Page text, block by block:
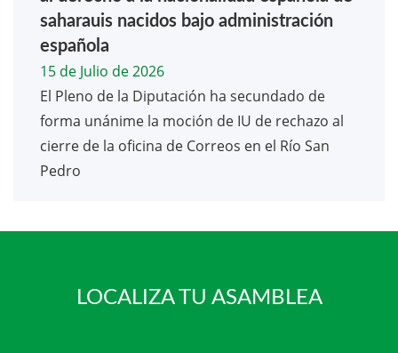
saharauis nacidos bajo administración
española
15 de Julio de 2026
El Pleno de la Diputación ha secundado de
forma unánime la moción de IU de rechazo al
cierre de la oficina de Correos en el Río San
Pedro
LOCALIZA TU ASAMBLEA